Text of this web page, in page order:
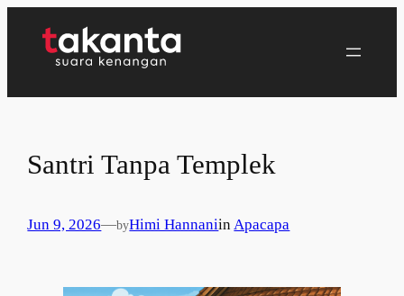
Santri Tanpa Templek
Jun 9, 2026—byHimi HannaniinApacapa